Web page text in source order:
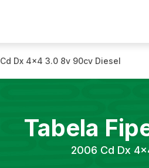
Cd Dx 4x4 3.0 8v 90cv Diesel
Tabela
2006 Cd Dx